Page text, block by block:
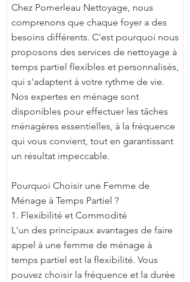
Chez Pomerleau Nettoyage, nous
comprenons que chaque foyer a des
besoins différents. C'est pourquoi nous
proposons des services de nettoyage à
temps partiel flexibles et personnalisés,
qui s'adaptent à votre rythme de vie.
Nos expertes en ménage sont
disponibles pour effectuer les tâches
ménagères essentielles, à la fréquence
qui vous convient, tout en garantissant
un résultat impeccable.
Pourquoi Choisir une Femme de
Ménage à Temps Partiel ?
1. Flexibilité et Commodité
L'un des principaux avantages de faire
appel à une femme de ménage à
temps partiel est la flexibilité. Vous
pouvez choisir la fréquence et la durée